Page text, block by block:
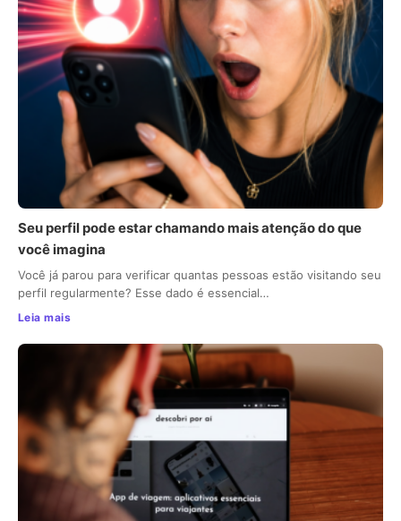
Seu perfil pode estar chamando mais atenção do que
você imagina
Você já parou para verificar quantas pessoas estão visitando seu
perfil regularmente? Esse dado é essencial…
Leia mais